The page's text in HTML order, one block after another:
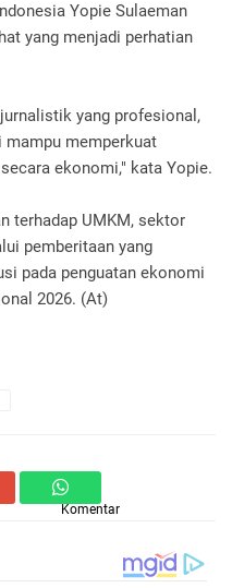
Yopie Sulaeman
yang menjadi perhatian
yang profesional,
memperkuat
ekonomi," kata Yopie.
terhadap UMKM, sektor
pemberitaan yang
pada penguatan ekonomi
2026. (At)
Komentar